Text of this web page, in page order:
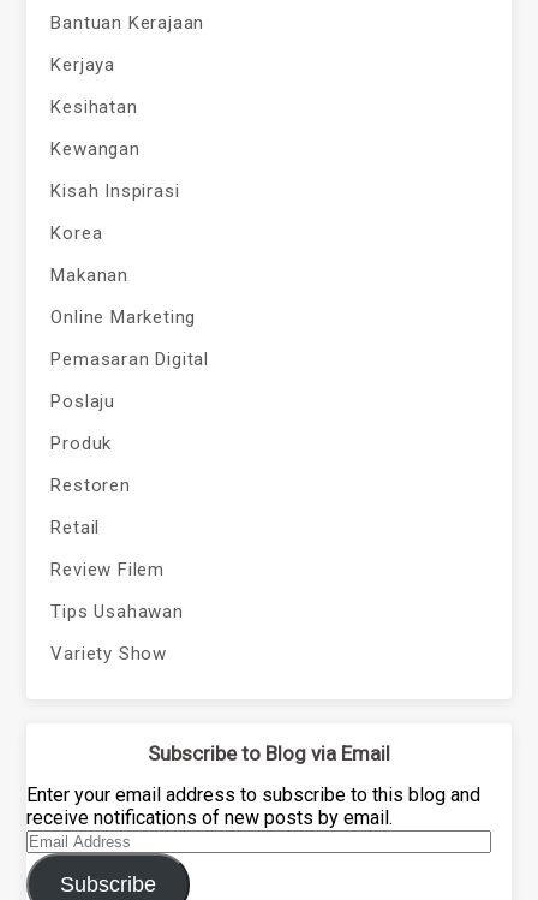
Bantuan Kerajaan
Kerjaya
Kesihatan
Kewangan
Kisah Inspirasi
Korea
Makanan
Online Marketing
Pemasaran Digital
Poslaju
Produk
Restoren
Retail
Review Filem
Tips Usahawan
Variety Show
Subscribe to Blog via Email
Enter your email address to subscribe to this blog and
receive notifications of new posts by email.
Email
Address
Subscribe